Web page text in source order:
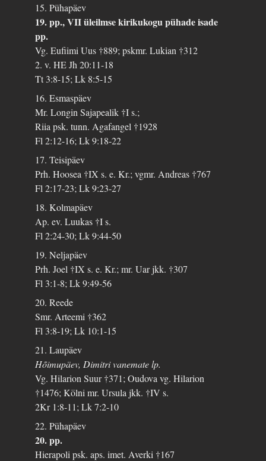
15. Pühapäev
19. pp., VII üleilmse kirikukogu pühade isade
pp.
Vg. Eufiimi Uus †889; pskmr. Lukian †312
2. v. HE Jh 20:11-18
Tt 3:8-15; Lk 8:5-15
16. Esmaspäev
Mr. Longin Sajapealik †I s.;
Riia psk. tunn. Agafangel †1928
Fl 2:12-16; Lk 9:18-22
17. Teisipäev
Prh. Hoosea †IX s. e. Kr.; vgmr. Andreas †767
Fl 2:17-23; Lk 9:23-27
18. Kolmapäev
Ap. ev. Luukas †I s.
Fl 2:24-30; Lk 9:44-50
19. Neljapäev
Prh. Joel †IX s. e. Kr.; mr. Uar jkk. †307
Fl 3:1-8; Lk 9:49-56
20. Reede
Smr. Arteemi †362
Fl 3:8-19; Lk 10:1-15
21. Laupäev
Hõimupäev, Dimitri vanemate lp.
Vg. Hilarion Suur †371; Oudova vg. Hilarion
†1476; Kölni mr. Ursula jkk. †IV s.
2Kr 1:8-11; Lk 7:2-10
22. Pühapäev
20. pp.
Hierapoli psk. aps. imet. Averki †167